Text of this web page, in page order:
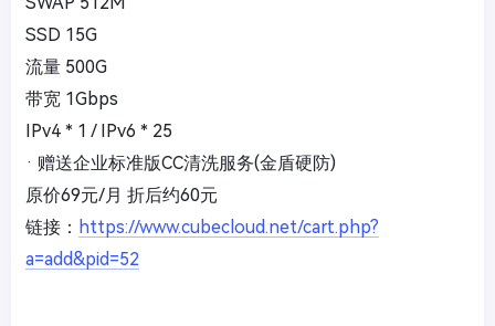
SSD 15G
流量 500G
带宽 1Gbps
IPv4 * 1 / IPv6 * 25
· 赠送企业标准版CC清洗服务(金盾硬防)
原价69元/月 折后约60元
链接： https://www.cubecloud.net/cart.php?
a=add&pid=52